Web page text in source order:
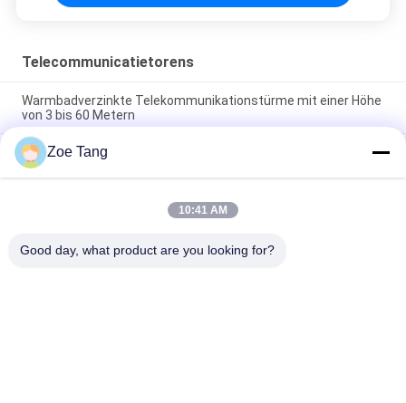
Telecommunicatietorens
Warmbadverzinkte Telekommunikationstürme mit einer Höhe
von 3 bis 60 Metern
Warmbadverzinkte telecommunicatietoren met een
vloeigrens van 345MPA
Telecommunicatietoren met Windweerstand 100 km/u,
Laadvermogen 20 Ton, en Thermisch Verzinken voor
Zoe Tang
10:41 AM
Good day, what product are you looking for?